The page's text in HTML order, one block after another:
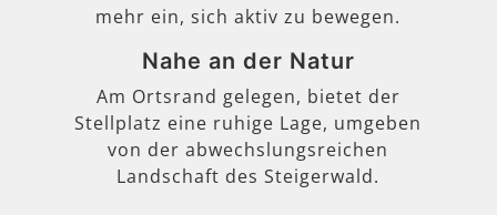
mehr ein, sich aktiv zu bewegen.
Nahe an der Natur
Am Ortsrand gelegen, bietet der
Stellplatz eine ruhige Lage, umgeben
von der abwechslungsreichen
Landschaft des Steigerwald.